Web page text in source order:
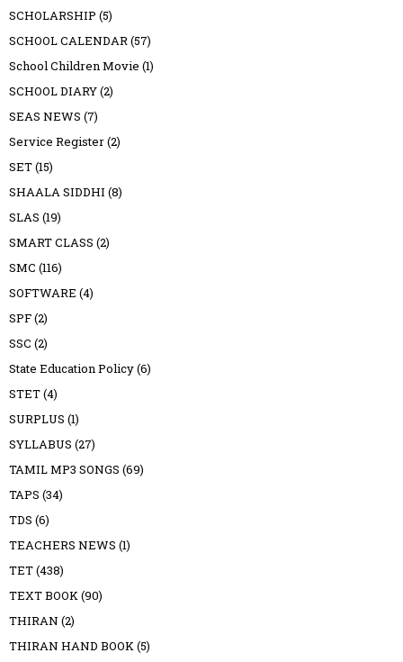
SCHOLARSHIP (5)
SCHOOL CALENDAR(57)
School Children Movie (1)
SCHOOL DIARY(2)
SEAS NEWS (7)
Service Register(2)
SET(15)
SHAALA SIDDHI (8)
SLAS (19)
SMART CLASS (2)
SMC (116)
SOFTWARE (4)
SPF(2)
SSC (2)
State Education Policy(6)
STET(4)
SURPLUS (1)
SYLLABUS (27)
TAMIL MP3 SONGS (69)
TAPS (34)
TDS (6)
TEACHERS NEWS (1)
TET(438)
TEXT BOOK(90)
THIRAN (2)
THIRAN HAND BOOK(5)